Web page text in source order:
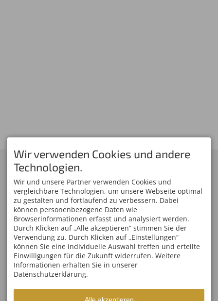
KONTAKT
Skiclub 1906 Oberstdorf
e.V.
Am Faltenbach 27
87561 Oberstdorf
DEUTSCHLAND
Tel.+49 8322 809 01 00
Fax +49 8322 809 01 01
info@skiclub-oberstdorf.de
SERVICE
Newsletter-Anmeldung
Mitglied werden
Oberstdorf Team
Partner/Sponsoren
Anfahrt
WELTCUPS IM ALLGÄU
Vierschanzentournee
FIS Weltcup Skifliegen
FIS Ski Weltcup
Ofterschwang
FIS Tour de Ski Oberstdorf
Weltcup
ÖFFNUNGSZEITEN
Mo - Fr
08:00-17:00
Sa, So
geschlossen
Wir verwenden Cookies und andere
Technologien.
Wir und unsere Partner verwenden Cookies und
vergleichbare Technologien, um unsere Webseite optimal
zu gestalten und fortlaufend zu verbessern. Dabei
können personenbezogene Daten wie
Browserinformationen erfasst und analysiert werden.
Durch Klicken auf „Alle akzeptieren“ stimmen Sie der
Verwendung zu. Durch Klicken auf „Einstellungen“
können Sie eine individuelle Auswahl treffen und erteilte
Einwilligungen für die Zukunft widerrufen. Weitere
Informationen erhalten Sie in unserer
Datenschutzerklärung.